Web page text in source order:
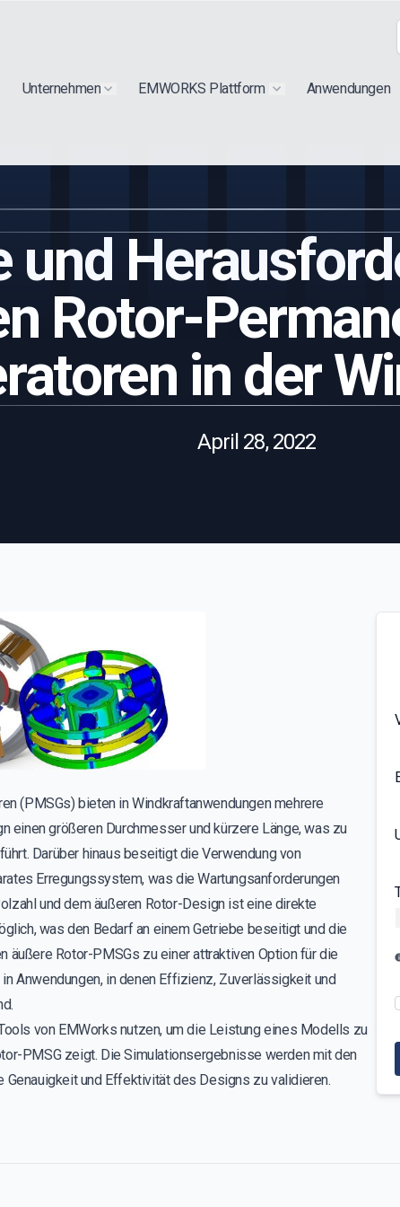
Unternehmen Show submenu for "Extra"
EMWORKS Plattform Show submenu for
Anwendungen
und
Rotor-
in der
April 28, 2022
(PMSGs) bieten in Windkraftanwendungen mehrere
einen größeren Durchmesser und kürzere Länge, was zu
Darüber hinaus beseitigt die Verwendung von
Erregungssystem, was die Wartungsanforderungen
und dem äußeren Rotor-Design ist eine direkte
was den Bedarf an einem Getriebe beseitigt und die
Rotor-PMSGs zu einer attraktiven Option für die
Anwendungen, in denen Effizienz, Zuverlässigkeit und
von EMWorks nutzen, um die Leistung eines Modells zu
PMSG zeigt. Die Simulationsergebnisse werden mit den
und Effektivität des Designs zu validieren.